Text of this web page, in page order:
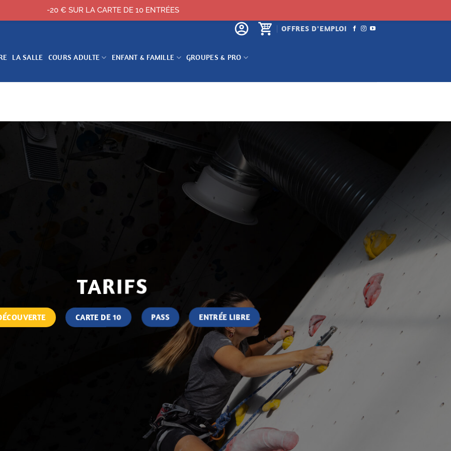
OFFRES D'EMPLOI
LA SALLE COURS ADULTE ENFANT & FAMILLE GROUPES & PRO
TARIFS
CARTE DE 10 PASS ENTRÉE LIBRE
-20 € SUR LA CARTE DE 10 ENTRÉES